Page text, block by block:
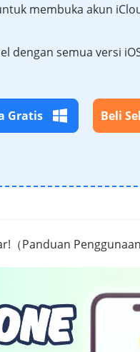
membuka akun
dengan semua versi
Gratis Beli
（Panduan Penggunaan